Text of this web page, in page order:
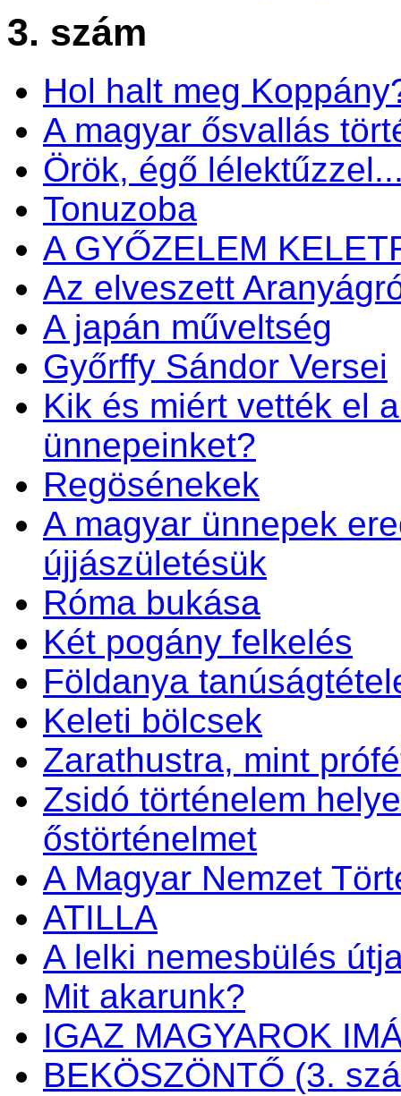
3. szám
Hol halt meg
A magyar ősvallás
Örök, égő
Tonuzoba
A GYŐZELEM
Az elveszett
A japán műveltség
Győrffy Sándor Versei
Kik és miért vették el
ünnepeinket?
Regösénekek
A magyar ünnepek
újjászületésük
Róma bukása
Két pogány felkelés
Földanya
Keleti bölcsek
Zarathustra, mint
Zsidó történelem
őstörténelmet
A Magyar Nemzet
ATILLA
A lelki nemesbülés
Mit akarunk?
IGAZ MAGYAROK
BEKÖSZÖNTŐ (3.